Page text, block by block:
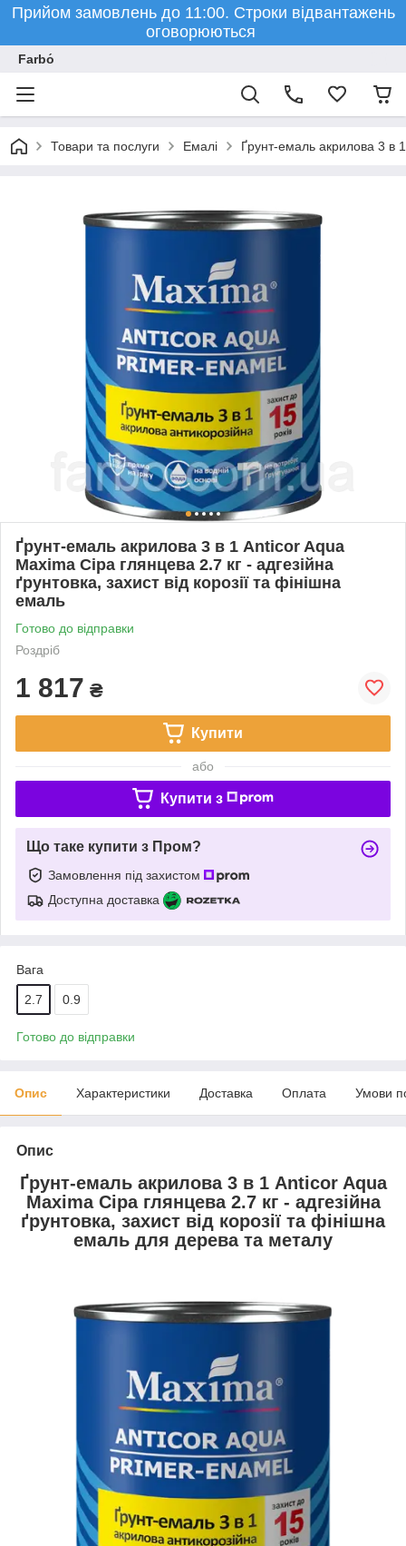
Прийом замовлень до 11:00. Строки відвантажень
оговорюються
Farbо́
Товари та послуги Емалі Ґрунт-емаль акрилова 3 в 1
Ґрунт-емаль акрилова 3 в 1 Anticor Aqua
Maxima Сіра глянцева 2.7 кг - адгезійна
ґрунтовка, захист від корозії та фінішна
емаль
Готово до відправки
Роздріб
1 817 ₴
Купити
або
Купити з
Що таке купити з Пром?
Замовлення під захистом
Доступна доставка
Вага
2.7 0.9
Готово до відправки
Опис Характеристики Доставка Оплата Умови
Опис
Ґрунт-емаль акрилова 3 в 1 Anticor Aqua
Maxima Сіра глянцева 2.7 кг - адгезійна
ґрунтовка, захист від корозії та фінішна
емаль для дерева та металу